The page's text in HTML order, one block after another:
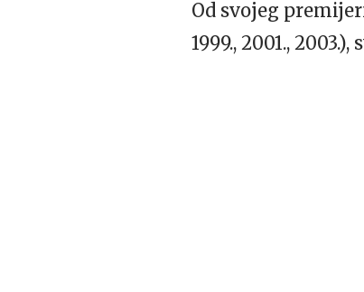
Od svojeg
1999., 2001.,